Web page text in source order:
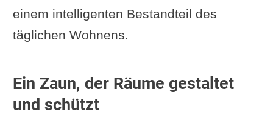
einem intelligenten Bestandteil des
täglichen Wohnens.
Ein Zaun, der Räume gestaltet
und schützt